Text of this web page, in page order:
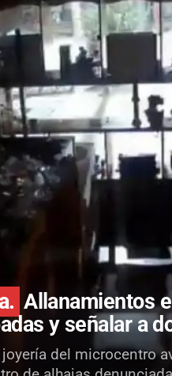
Allanamientos
y señalar a
del microcentro